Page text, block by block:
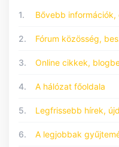
1. Bővebb információk,
2. Fórum közösség,
3. Online cikkek,
4. A hálózat főoldala
5. Legfrissebb hírek,
6. A legjobbak